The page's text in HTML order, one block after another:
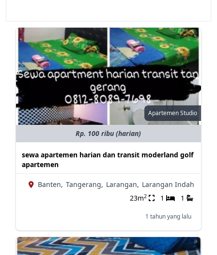
Apartemen Studio
Rp. 100 ribu (harian)
sewa apartemen harian dan transit moderland golf
apartemen
Banten, Tangerang, Larangan, Larangan Indah
23m2 1 1
1 tahun yang lalu